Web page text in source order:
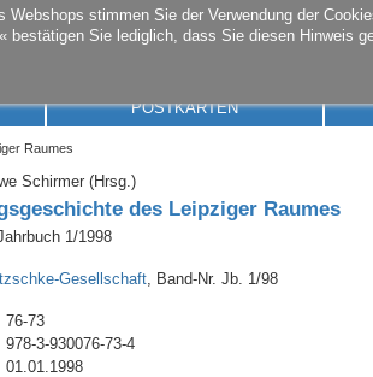
stimmen Sie der Verwendung der
Sie lediglich, dass Sie diesen Hinweis
POSTKARTEN
Raumes
Schirmer (Hrsg.)
des Leipziger Raumes
1/1998
Gesellschaft, Band-Nr. Jb. 1/98
76-73
978-3-930076-73-4
01.01.1998